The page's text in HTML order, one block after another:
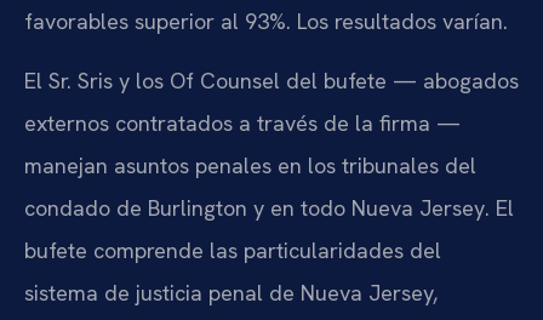
favorables superior al 93%. Los resultados varían.
El Sr. Sris y los Of Counsel del bufete — abogados
externos contratados a través de la firma —
manejan asuntos penales en los tribunales del
condado de Burlington y en todo Nueva Jersey. El
bufete comprende las particularidades del
sistema de justicia penal de Nueva Jersey,